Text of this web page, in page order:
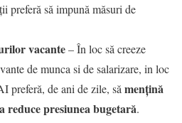
preferă să impună măsuri de
vacante– În loc să creeze
de munca si de salarizare, in loc
preferă, de ani de zile, să mențină
reduce presiunea bugetară.